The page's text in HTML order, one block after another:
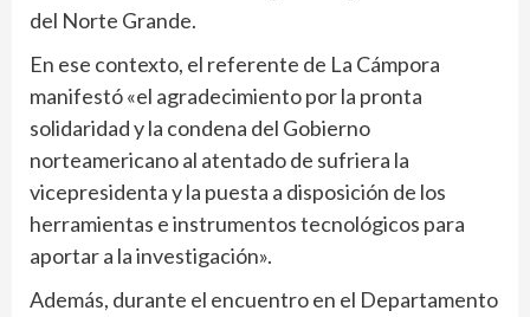
del Norte Grande.
En ese contexto, el referente de La Cámpora
manifestó «el agradecimiento por la pronta
solidaridad y la condena del Gobierno
norteamericano al atentado de sufriera la
vicepresidenta y la puesta a disposición de los
herramientas e instrumentos tecnológicos para
aportar a la investigación».
Además, durante el encuentro en el Departamento